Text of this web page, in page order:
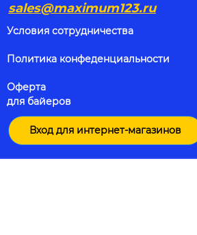
sales@maximum123.ru
Условия сотрудничества
Политика конфеденциальности
Оферта
для байеров
Вход для интернет-магазинов